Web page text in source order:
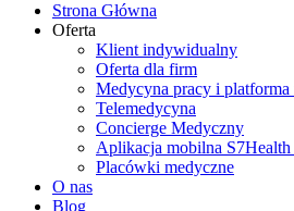
Strona Główna
Oferta
Klient indywidualny
Oferta dla firm
Medycyna pracy i platforma
Telemedycyna
Concierge Medyczny
Aplikacja mobilna
Placówki medyczne
O nas
Blog